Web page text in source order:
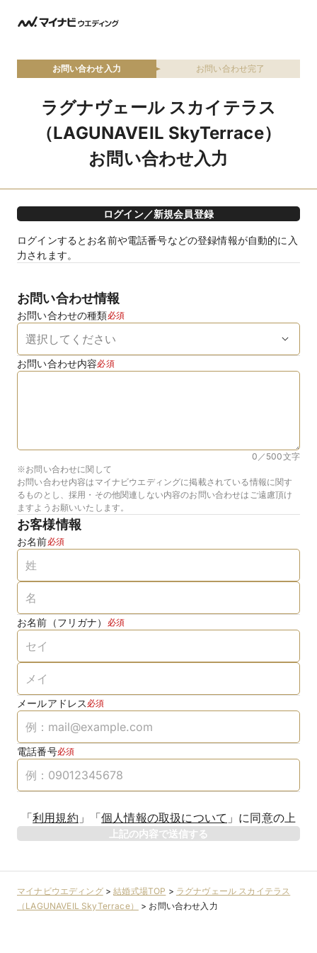
お問い合わせ入力 お問い合わせ完了
ラグナヴェール スカイテラス
（LAGUNAVEIL SkyTerrace）
お問い合わせ入力
ログイン／新規会員登録
ログインするとお名前や電話番号などの登録情報が自動的に入
力されます。
お問い合わせ情報
お問い合わせの種類必須
お問い合わせ内容必須
0／500文字
※お問い合わせに関して
お問い合わせ内容はマイナビウエディングに掲載されている情報に関す
るものとし、採用・その他関連しない内容のお問い合わせはご遠慮頂け
ますようお願いいたします。
お客様情報
お名前必須
お名前（フリガナ） 必須
メールアドレス 必須
電話番号必須
「利用規約 」 「個人情報の取扱について 」 に同意の上
上記の内容で送信する
マイナビウエディング>結婚式場TOP > ラグナヴェール スカイテラス
（LAGUNAVEIL SkyTerrace）
> お問い合わせ入力